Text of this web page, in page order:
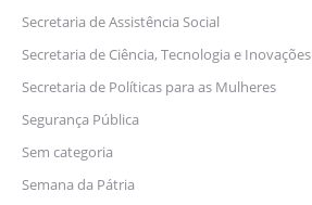
Secretaria de Assistência Social
Secretaria de Ciência, Tecnologia e Inovações
Secretaria de Políticas para as Mulheres
Segurança Pública
Sem categoria
Semana da Pátria